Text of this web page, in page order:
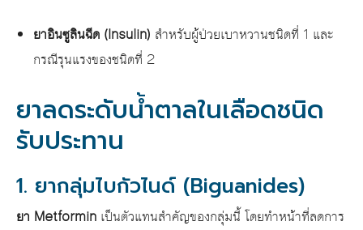
ยาอินซูลินฉีด (Insulin) สำหรับผู้ป่วยเบาหวานชนิดที่ 1 และ
กรณีรุนแรงของชนิดที่ 2
ยาลดระดับน้ำตาลในเลือดชนิด
รับประทาน
1. ยากลุ่มไบกัวไนด์ (Biguanides)
ยา Metformin เป็นตัวแทนสำคัญของกลุ่มนี้ โดยทำหน้าที่ลดการ